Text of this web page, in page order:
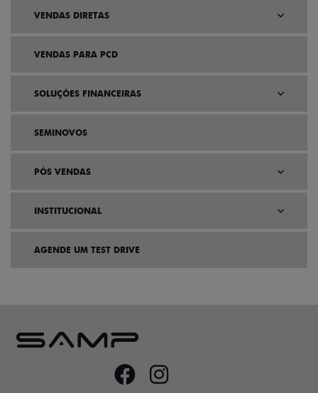
VENDAS DIRETAS
VENDAS PARA PCD
SOLUÇÕES FINANCEIRAS
SEMINOVOS
PÓS VENDAS
INSTITUCIONAL
AGENDE UM TEST DRIVE